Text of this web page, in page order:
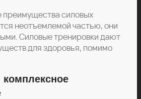
преимущества силовых
неотъемлемой частью, они
Силовые тренировки дают
для здоровья, помимо
комплексное